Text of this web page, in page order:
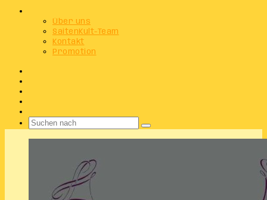
Über uns
SaitenKult-Team
Kontakt
Promotion
Suchen
nach